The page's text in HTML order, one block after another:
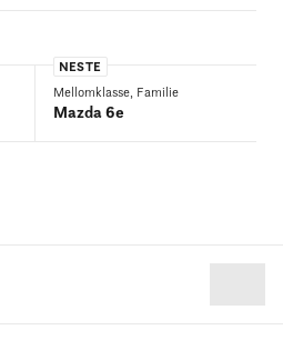
NESTE
Mellomklasse, Familie
Mazda 6e